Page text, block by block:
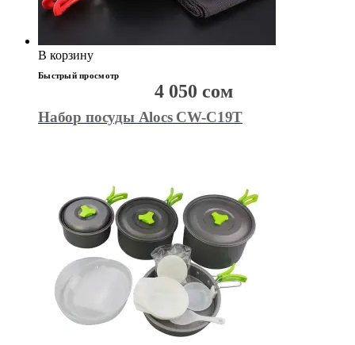
В корзину
Быстрый просмотр
Набор посуды Alocs CW-C19T
4 050 сом